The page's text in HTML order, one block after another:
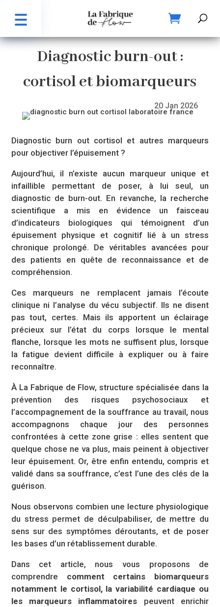
Diagnostic burn-out :
cortisol et biomarqueurs
20 Jan 2026
Diagnostic burn out cortisol et autres marqueurs
pour objectiver l’épuisement ?
Aujourd’hui, il n’existe aucun marqueur unique et
infaillible permettant de poser, à lui seul, un
diagnostic de burn-out. En revanche, la recherche
scientifique a mis en évidence un faisceau
d’indicateurs biologiques qui témoignent d’un
épuisement physique et cognitif lié à un stress
chronique prolongé. De véritables avancées pour
des patients en quête de reconnaissance et de
compréhension.
Ces marqueurs ne remplacent jamais l’écoute
clinique ni l’analyse du vécu subjectif. Ils ne disent
pas tout, certes. Mais ils apportent un éclairage
précieux sur l’état du corps lorsque le mental
flanche, lorsque les mots ne suffisent plus, lorsque
la fatigue devient difficile à expliquer ou à faire
reconnaître.
À La Fabrique de Flow, structure spécialisée dans la
prévention des risques psychosociaux et
l’accompagnement de la souffrance au travail, nous
accompagnons chaque jour des personnes
confrontées à cette zone grise : elles sentent que
quelque chose ne va plus, mais peinent à objectiver
leur épuisement. Or, être enfin entendu, compris et
validé dans sa souffrance, c’est l’une des clés de la
guérison.
Nous observons combien une lecture physiologique
du stress permet de déculpabiliser, de mettre du
sens sur des symptômes déroutants, et de poser
les bases d’un rétablissement durable.
Dans cet article, nous vous proposons de
comprendre comment certains biomarqueurs
notamment le cortisol, la variabilité cardiaque ou
les marqueurs inflammatoires peuvent enrichir